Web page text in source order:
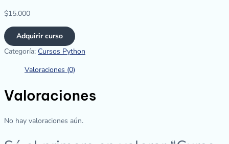
$15.000
Adquirir curso
Categoría: Cursos Python
Valoraciones (0)
Valoraciones
No hay valoraciones aún.